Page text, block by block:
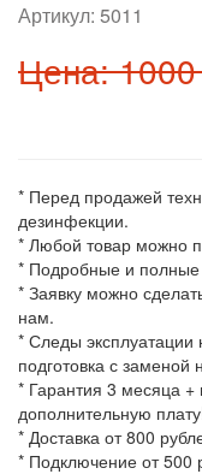
Артикул: 5011
Цена:
* Перед продажей
дезинфекции.
* Любой товар можно
* Подробные и полные
* Заявку можно
нам.
* Следы
подготовка с заменой
* Гарантия 3 месяца +
дополнительную
* Доставка от 800
* Подключение от 500